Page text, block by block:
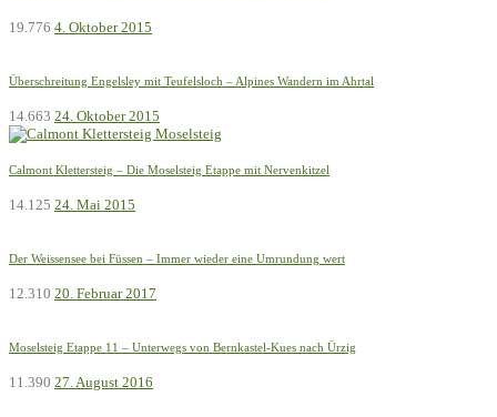
19.776 4. Oktober 2015
Überschreitung Engelsley mit Teufelsloch – Alpines Wandern im Ahrtal
14.663 24. Oktober 2015
Calmont Klettersteig – Die Moselsteig Etappe mit Nervenkitzel
14.125 24. Mai 2015
Der Weissensee bei Füssen – Immer wieder eine Umrundung wert
12.310 20. Februar 2017
Moselsteig Etappe 11 – Unterwegs von Bernkastel-Kues nach Ürzig
11.390 27. August 2016